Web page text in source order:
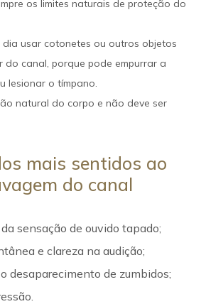
os limites naturais de proteção do
usar cotonetes ou outros objetos
do canal, porque pode empurrar a
lesionar o tímpano.
natural do corpo e não deve ser
mais sentidos ao
do canal
sensação de ouvido tapado;
e clareza na audição;
desaparecimento de zumbidos;